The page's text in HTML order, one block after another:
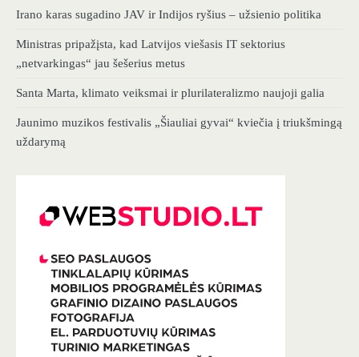
Irano karas sugadino JAV ir Indijos ryšius – užsienio politika
Ministras pripažįsta, kad Latvijos viešasis IT sektorius
„netvarkingas“ jau šešerius metus
Santa Marta, klimato veiksmai ir plurilateralizmo naujoji galia
Jaunimo muzikos festivalis „Šiauliai gyvai“ kviečia į triukšmingą
uždarymą